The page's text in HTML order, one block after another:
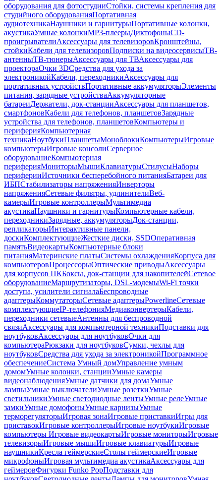
оборудования для фотостудииСтойки, системы крепления для
студийного оборудованияПортативная
аудиотехникаНаушники и гарнитурыПортативные колонки,
акустикаУмные колонкиMP3-плеерыДиктофоныCD-
проигрывателиАксессуары для телевизоровКронштейны,
стойкиКабели для телевизоровПодписки на видеосервисыТВ-
антенныТВ-тюнерыАксессуары для ТВАксессуары для
проектораОчки 3DСредства для ухода за
электроникойКабели, переходникиАксессуары для
портативных устройствПортативные аккумуляторыЭлементы
питания, зарядные устройстваАккумуляторные
батареиДержатели, док-станцииАксессуары для планшетов,
смартфоновКабели для телефонов, планшетовЗарядные
устройства для телефонов, планшетовКомпьютеры и
периферияКомпьютерная
техникаНоутбукиПланшетыМоноблокиКомпьютерыИгровые
компьютерыИгровые консолиСерверное
оборудованиеКомпьютерная
периферияМониторыМышиКлавиатурыСтилусыНаборы
периферииИсточники бесперебойного питанияБатареи для
ИБПСтабилизаторы напряженияИнверторы
напряженияСетевые фильтры, удлинителиВеб-
камерыИгровые контроллерыМультимедиа
акустикаНаушники и гарнитурыКомпьютерные кабели,
переходникиЗарядные, аккумуляторыДок-станции,
репликаторыИнтерактивные панели,
доскиКомплектующиеЖесткие диски, SSDОперативная
памятьВидеокартыКомпьютерные блоки
питанияМатеринские платыСистемы охлажденияКорпуса для
компьютеровПроцессорыОптические приводыАксессуары
для корпусов ПКБоксы, док-станции для накопителейСетевое
оборудованиеМаршрутизаторы, DSL-модемыWi-Fi точки
доступа, усилители сигналаБеспроводные
адаптерыКоммутаторыСетевые адаптерыPowerlineСетевые
комплектующиеIP-телефонияМедиаконвертерыКабели,
переходники сетевыеАнтенны для беспроводной
связиАксессуары для компьютерной техникиПодставки для
ноутбуковАксессуары для ноутбуковОчки для
компьютераРюкзаки для ноутбуковСумки, чехлы для
ноутбуковСредства для ухода за электроникойПрограммное
обеспечениеСистема Умный домУправление умным
домомУмные колонки, станцииУмные камеры
видеонаблюденияУмные датчики для домаУмные
лампыУмные выключателиУмные розеткиУмные
светильникиУмные светодиодные лентыУмные релеУмные
замкиУмные домофоныУмные карнизыУмные
терморегуляторыИгровая зонаИгровые приставкиИгры для
приставокИгровые контроллерыИгровые ноутбукиИгровые
компьютеры Игровые видеокартыИгровые мониторыИгровые
телевизорыИгровые мышиИгровые клавиатурыИгровые
наушникиКресла геймерскиеСтолы геймерскиеИгровые
микрофоныИгровая мультимедиа акустикаАксессуары для
геймеровФигурки Funko PopПодставки для